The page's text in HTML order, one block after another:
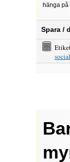
hänga på
Spara /